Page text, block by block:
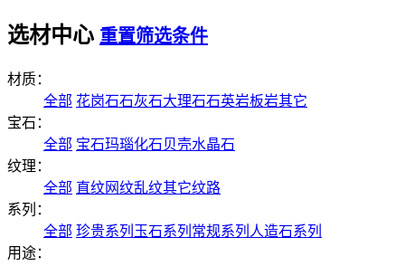
选材中心 重置筛选条件
材质：
全部 花岗石石灰石大理石石英岩板岩其它
宝石：
全部 宝石玛瑙化石贝壳水晶石
纹理：
全部 直纹网纹乱纹其它纹路
系列：
全部 珍贵系列 玉石系列 常规系列 人造石系列
用途：